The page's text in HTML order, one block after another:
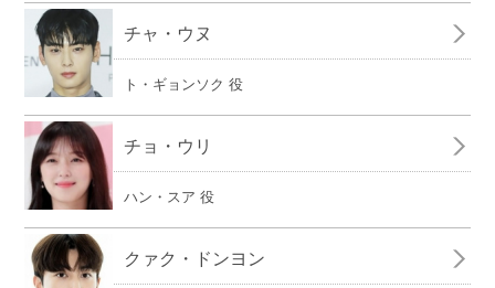
チャ・ウヌ
ト・ギョンソク 役
チョ・ウリ
ハン・スア 役
クァク・ドンヨン